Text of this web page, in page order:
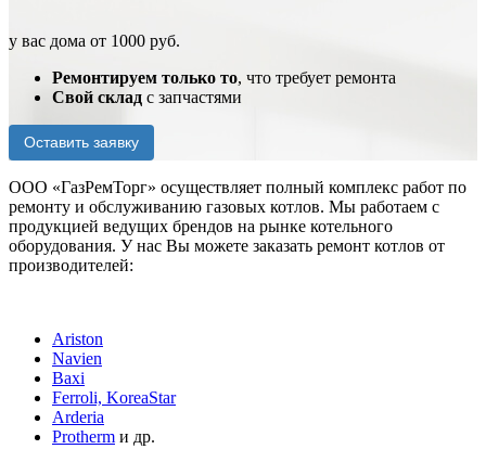
у вас дома от 1000 руб.
Ремонтируем только то, что требует ремонта
Свой склад с запчастями
Оставить заявку
ООО «ГазРемТорг» осуществляет полный комплекс работ по
ремонту и обслуживанию газовых котлов. Мы работаем с
продукцией ведущих брендов на рынке котельного
оборудования. У нас Вы можете заказать ремонт котлов от
производителей:
Ariston
Navien
Baxi
Ferroli, KoreaStar
Arderia
Protherm и др.